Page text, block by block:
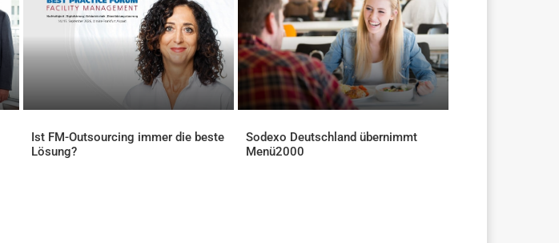
Ist FM-Outsourcing immer die beste
Lösung?
Sodexo Deutschland übernimmt
Menü2000